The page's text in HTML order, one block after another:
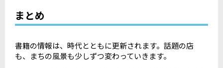
まとめ
書籍の情報は、時代とともに更新されます。話題の店
も、まちの風景も少しずつ変わっていきます。